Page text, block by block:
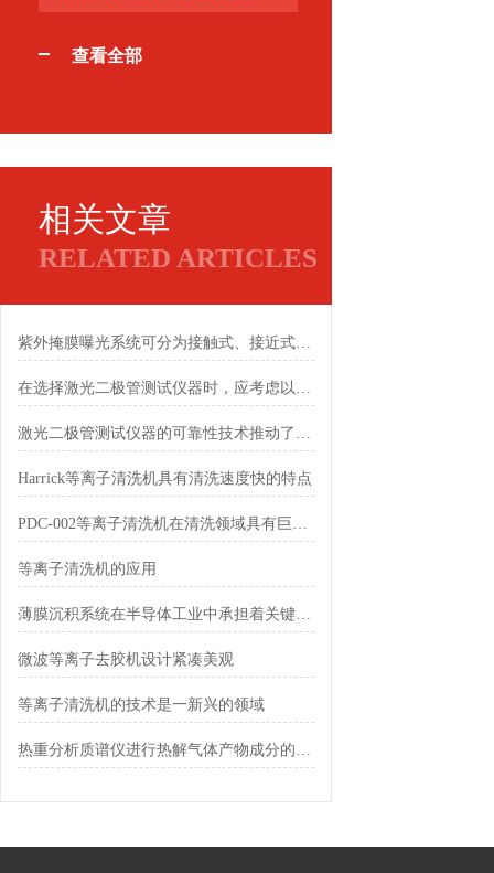
查看全部
相关文章
RELATED ARTICLES
紫外掩膜曝光系统可分为接触式、接近式和投影式三种
在选择激光二极管测试仪器时，应考虑以下因素
激光二极管测试仪器的可靠性技术推动了行业的发展
Harrick等离子清洗机具有清洗速度快的特点
PDC-002等离子清洗机在清洗领域具有巨大的应用潜力
等离子清洗机的应用
薄膜沉积系统在半导体工业中承担着关键角色
微波等离子去胶机设计紧凑美观
等离子清洗机的技术是一新兴的领域
热重分析质谱仪进行热解气体产物成分的分析方法